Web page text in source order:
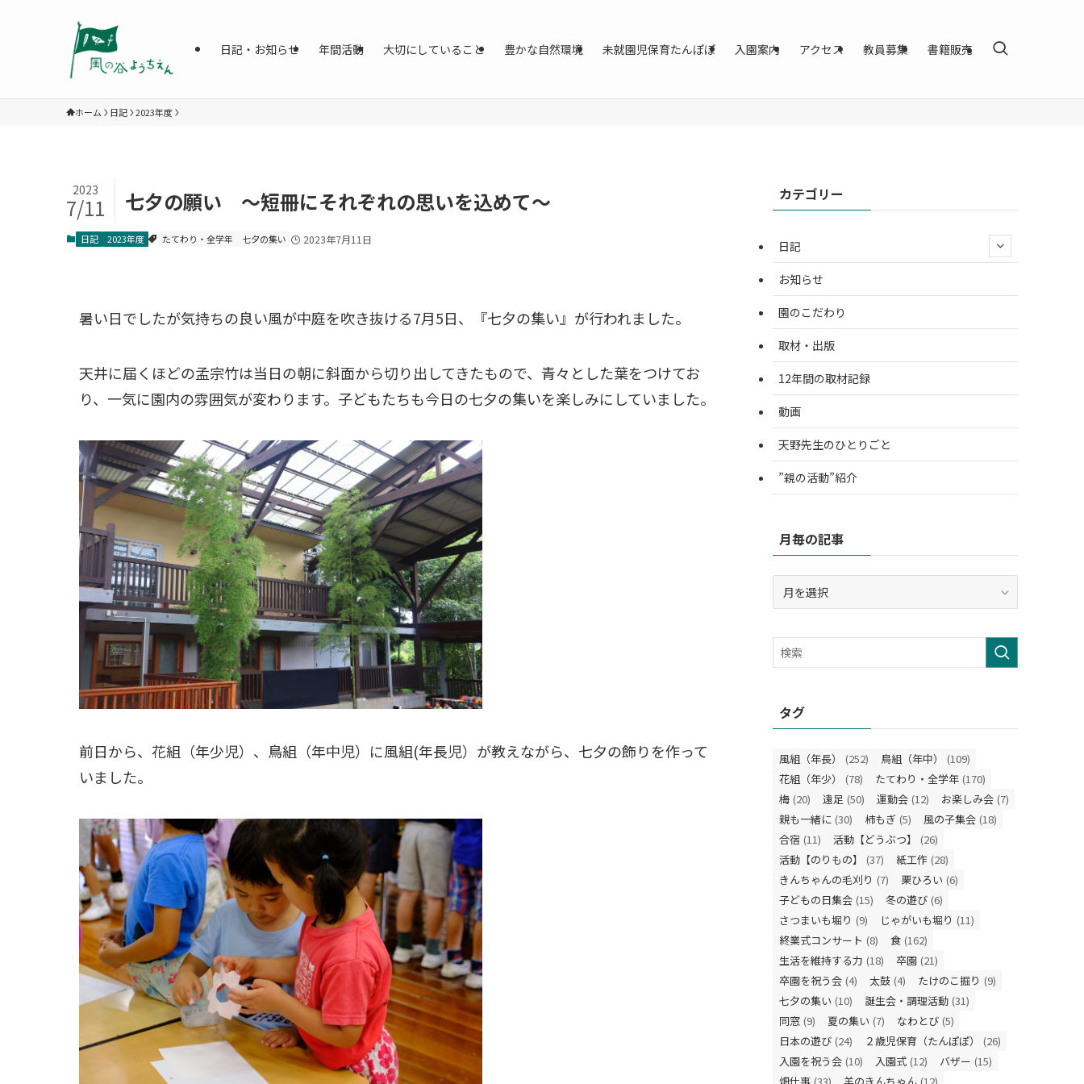
日記・お知らせ 年間活動 大切にしていること 豊かな自然環境 未就園児保育たんぽぽ 入園案内 アクセス 教員募集 書籍販売
ホーム 日記 2023年度
七夕の願い ～短冊にそれぞれの思いを込めて～
2023
7/11
日記 2023年度 たてわり・全学年 七夕の集い 2023年7月11日
暑い日でしたが気持ちの良い風が中庭を吹き抜ける7月5日、『七夕の集い』が行われました。
天井に届くほどの孟宗竹は当日の朝に斜面から切り出してきたもので、青々とした葉をつけてお
り、一気に園内の雰囲気が変わります。子どもたちも今日の七夕の集いを楽しみにしていました。
前日から、花組（年少児）、鳥組（年中児）に風組(年長児）が教えながら、七夕の飾りを作って
いました。
カテゴリー
日記
お知らせ
園のこだわり
取材・出版
12年間の取材記録
動画
天野先生のひとりごと
”親の活動”紹介
月毎の記事
記
事
タグ
風組（年長） (252) 鳥組（年中）
(109)
花組（年少）
(78) たてわり・全学年 (170)
梅 (20) 遠足 (50) 運動会 (12) お楽しみ会 (7)
親も一緒に (30) 柿もぎ (5) 風の子集会 (18)
合宿 (11) 活動【どうぶつ】
(26)
活動【のりもの】
(37) 紙工作 (28)
きんちゃんの毛刈り (7) 栗ひろい (6)
子どもの日集会 (15) 冬の遊び (6)
さつまいも堀り (9) じゃがいも堀り (11)
終業式コンサート (8) 食 (162)
生活を維持する力 (18) 卒園 (21)
卒園を祝う会 (4) 太鼓 (4) たけのこ掘り (9)
七夕の集い (10) 誕生会・調理活動 (31)
同窓 (9) 夏の集い (7) なわとび (5)
日本の遊び (24) ２歳児保育（たんぽぽ）
(26)
入園を祝う会 (10) 入園式 (12) バザー (15)